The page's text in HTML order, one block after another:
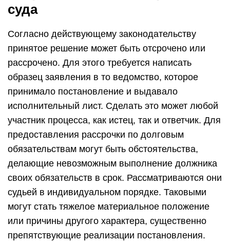
суда
Согласно действующему законодательству
принятое решение может быть отсрочено или
рассрочено. Для этого требуется написать
образец заявления в то ведомство, которое
принимало постановление и выдавало
исполнительный лист. Сделать это может любой
участник процесса, как истец, так и ответчик. Для
предоставления рассрочки по долговым
обязательствам могут быть обстоятельства,
делающие невозможным выполнение должника
своих обязательств в срок. Рассматриваются они
судьей в индивидуальном порядке. Таковыми
могут стать тяжелое материальное положение
или причины другого характера, существенно
препятствующие реализации постановления.